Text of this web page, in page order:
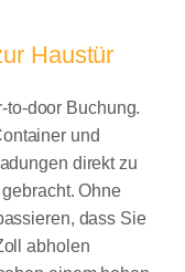
Haustür
to-door Buchung.
und
direkt zu
Ohne
dass Sie
abholen